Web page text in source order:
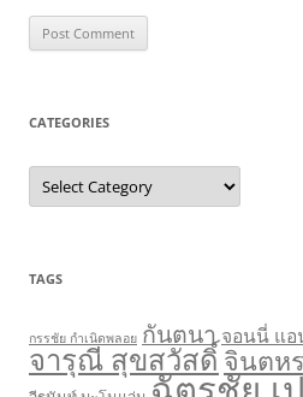
CATEGORIES
Categories
TAGS
กรรชัย กำเนิดพลอย กันตนา จอนนี่ แอ
จารุณี สุขสวัสดิ์ จินตห